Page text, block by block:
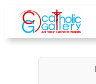
content